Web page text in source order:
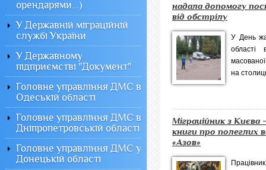
надала допомогу
від обстрілу
У День
області
на
Міграційник з Києва
книги про полеглих
«Азов»
орендарями...)
У Державній міграційній
службі України
У Державному
підприємстві "Документ"
Головне управління ДМС в
Одеській області
Головне управління ДМС в
Дніпропетровській області
Головне управління ДМС у
Донецькій області